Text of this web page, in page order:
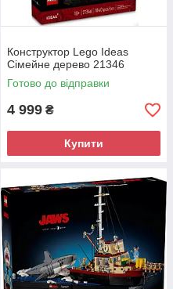
Конструктор Lego Ideas
Сімейне дерево 21346
Готово до відправки
4 999 ₴
Купити